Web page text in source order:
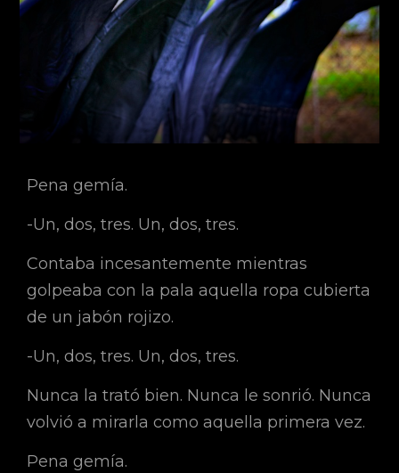
Pena gemía.
-Un, dos, tres. Un, dos, tres.
Contaba incesantemente mientras
golpeaba con la pala aquella ropa cubierta
de un jabón rojizo.
-Un, dos, tres. Un, dos, tres.
Nunca la trató bien. Nunca le sonrió. Nunca
volvió a mirarla como aquella primera vez.
Pena gemía.